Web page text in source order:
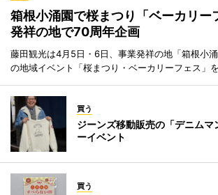
箱根小涌園で桜まつり「ベーカリ
発祥の地で70周年企画
藤田観光は4月5日・6日、事業発祥の地「箱根小
の地域イベント「桜まつり・ベーカリーフェス」を
買う
ジーンズ移動販売の「デニムマ
ーイベント
買う